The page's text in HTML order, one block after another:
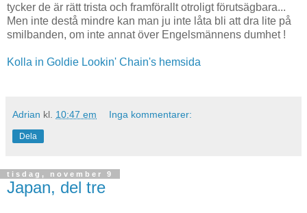
tycker de är rätt trista och framförallt otroligt förutsägbara...
Men inte destå mindre kan man ju inte låta bli att dra lite på
smilbanden, om inte annat över Engelsmännens dumhet !
Kolla in Goldie Lookin' Chain's hemsida
Adrian kl. 10:47 em Inga kommentarer:
Dela
tisdag, november 9
Japan, del tre